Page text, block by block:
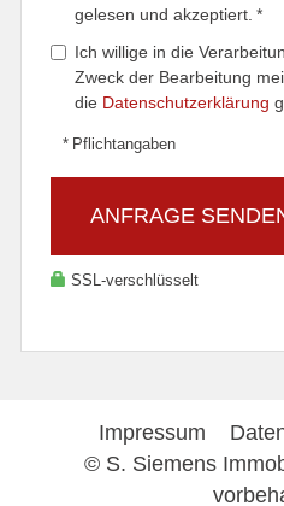
gelesen und akzeptiert. *
Ich willige in die
Zweck der Bearbeitung
die Datenschutzerklärung
* Pflichtangaben
ANFRAGE
SSL-verschlüsselt
Impressum
© S. Siemens